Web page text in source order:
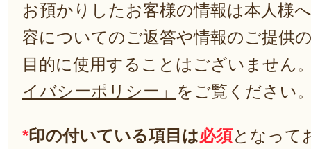
お預かりしたお客様の情報は本人様
容についてのご返答や情報のご提供
目的に使用することはございません
イバシーポリシー」 をご覧ください
*印の付いている項目は必須となって